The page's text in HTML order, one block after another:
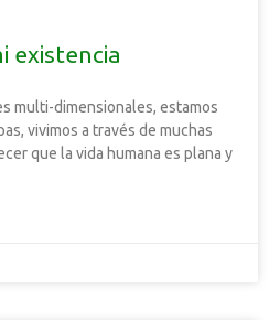
existencia
multi-dimensionales, estamos
vivimos a través de muchas
que la vida humana es plana y